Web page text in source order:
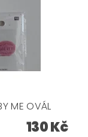
ME OVÁL
130 Kč